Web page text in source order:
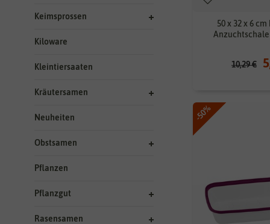
Keimsprossen
Kiloware
Kleintiersaaten
Kräutersamen
Neuheiten
Obstsamen
Pflanzen
Pflanzgut
Rasensamen
50 x 32 x 6
10,29 €
-50%